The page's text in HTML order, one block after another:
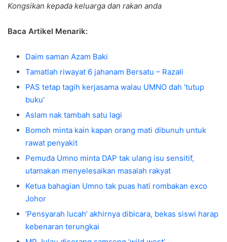
Kongsikan kepada keluarga dan rakan anda
Baca Artikel Menarik:
Daim saman Azam Baki
Tamatlah riwayat 6 jahanam Bersatu – Razali
PAS tetap tagih kerjasama walau UMNO dah ‘tutup
buku’
Aslam nak tambah satu lagi
Bomoh minta kain kapan orang mati dibunuh untuk
rawat penyakit
Pemuda Umno minta DAP tak ulang isu sensitif,
utamakan menyelesaikan masalah rakyat
Ketua bahagian Umno tak puas hati rombakan exco
Johor
‘Pensyarah lucah’ akhirnya dibicara, bekas siswi harap
kebenaran terungkai